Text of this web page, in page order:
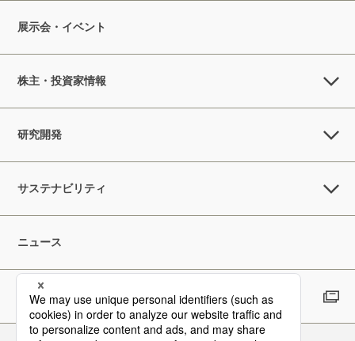
展示会・イベント
株主・投資家情報
研究開発
サステナビリティ
ニュース
採用情報